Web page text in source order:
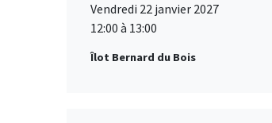
Vendredi 22 janvier 2027
12:00 à 13:00
Îlot Bernard du Bois